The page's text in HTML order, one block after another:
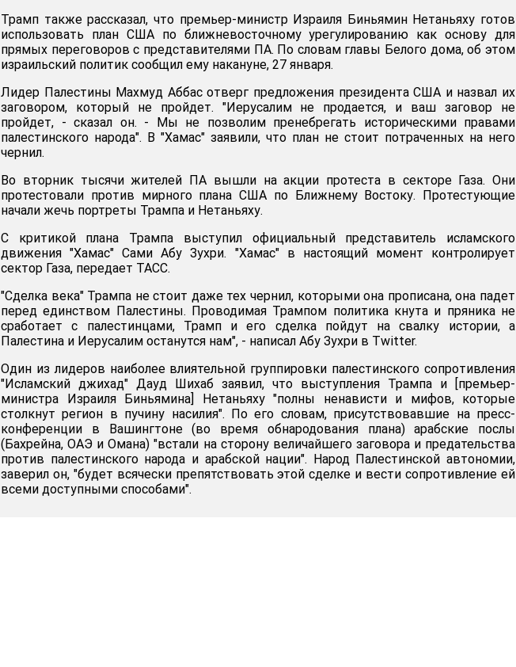
Трамп также рассказал, что премьер-министр Израиля Биньямин Нетаньяху готов
использовать план США по ближневосточному урегулированию как основу для
прямых переговоров с представителями ПА. По словам главы Белого дома, об этом
израильский политик сообщил ему накануне, 27 января.
Лидер Палестины Махмуд Аббас отверг предложения президента США и назвал их
заговором, который не пройдет. "Иерусалим не продается, и ваш заговор не
пройдет, - сказал он. - Мы не позволим пренебрегать историческими правами
палестинского народа". В "Хамас" заявили, что план не стоит потраченных на него
чернил.
Во вторник тысячи жителей ПА вышли на акции протеста в секторе Газа. Они
протестовали против мирного плана США по Ближнему Востоку. Протестующие
начали жечь портреты Трампа и Нетаньяху.
С критикой плана Трампа выступил официальный представитель исламского
движения "Хамас" Сами Абу Зухри. "Хамас" в настоящий момент контролирует
сектор Газа, передает ТАСС.
"Сделка века" Трампа не стоит даже тех чернил, которыми она прописана, она падет
перед единством Палестины. Проводимая Трампом политика кнута и пряника не
сработает с палестинцами, Трамп и его сделка пойдут на свалку истории, а
Палестина и Иерусалим останутся нам", - написал Абу Зухри в Twitter.
Один из лидеров наиболее влиятельной группировки палестинского сопротивления
"Исламский джихад" Дауд Шихаб заявил, что выступления Трампа и [премьер-
министра Израиля Биньямина] Нетаньяху "полны ненависти и мифов, которые
столкнут регион в пучину насилия". По его словам, присутствовавшие на пресс-
конференции в Вашингтоне (во время обнародования плана) арабские послы
(Бахрейна, ОАЭ и Омана) "встали на сторону величайшего заговора и предательства
против палестинского народа и арабской нации". Народ Палестинской автономии,
заверил он, "будет всячески препятствовать этой сделке и вести сопротивление ей
всеми доступными способами".